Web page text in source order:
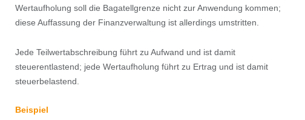
Wertaufholung soll die Bagatellgrenze nicht zur Anwendung kommen;
diese Auffassung der Finanzverwaltung ist allerdings umstritten.
Jede Teilwertabschreibung führt zu Aufwand und ist damit
steuerentlastend; jede Wertaufholung führt zu Ertrag und ist damit
steuerbelastend.
Beispiel